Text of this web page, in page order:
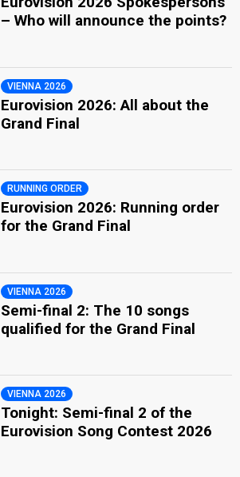
– Who will announce the points?
VIENNA 2026
Eurovision 2026: All about the
Grand Final
RUNNING ORDER
Eurovision 2026: Running order
for the Grand Final
VIENNA 2026
Semi-final 2: The 10 songs
qualified for the Grand Final
VIENNA 2026
Tonight: Semi-final 2 of the
Eurovision Song Contest 2026